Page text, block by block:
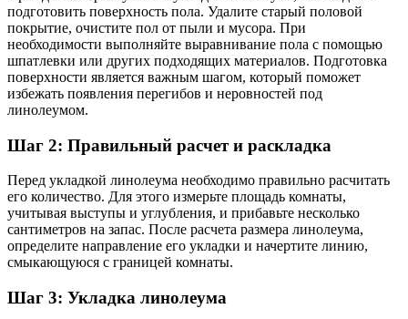
подготовить поверхность пола. Удалите старый половой
покрытие, очистите пол от пыли и мусора. При
необходимости выполняйте выравнивание пола с помощью
шпатлевки или других подходящих материалов. Подготовка
поверхности является важным шагом, который поможет
избежать появления перегибов и неровностей под
линолеумом.
Шаг 2: Правильный расчет и раскладка
Перед укладкой линолеума необходимо правильно расчитать
его количество. Для этого измерьте площадь комнаты,
учитывая выступы и углубления, и прибавьте несколько
сантиметров на запас. После расчета размера линолеума,
определите направление его укладки и начертите линию,
смыкающуюся с границей комнаты.
Шаг 3: Укладка линолеума